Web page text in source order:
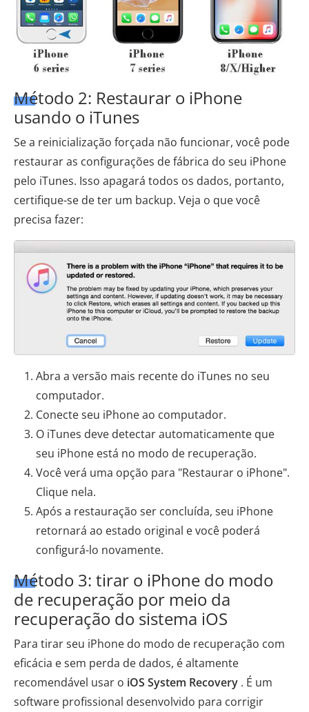
Método 2: Restaurar o iPhone
usando o iTunes
Se a reinicialização forçada não funcionar, você pode
restaurar as configurações de fábrica do seu iPhone
pelo iTunes. Isso apagará todos os dados, portanto,
certifique-se de ter um backup. Veja o que você
precisa fazer:
Abra a versão mais recente do iTunes no seu
computador.
Conecte seu iPhone ao computador.
O iTunes deve detectar automaticamente que
seu iPhone está no modo de recuperação.
Você verá uma opção para "Restaurar o iPhone".
Clique nela.
Após a restauração ser concluída, seu iPhone
retornará ao estado original e você poderá
configurá-lo novamente.
Método 3: tirar o iPhone do modo
de recuperação por meio da
recuperação do sistema iOS
Para tirar seu iPhone do modo de recuperação com
eficácia e sem perda de dados, é altamente
recomendável usar o iOS System Recovery . É um
software profissional desenvolvido para corrigir